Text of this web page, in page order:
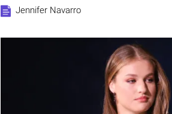
Jennifer Navarro